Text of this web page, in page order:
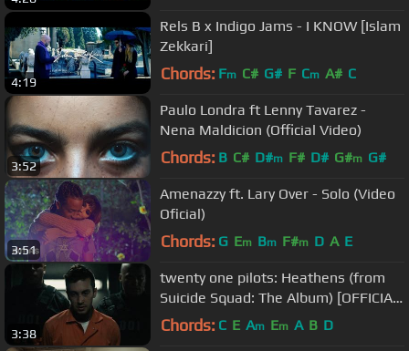
4:19
Rels B x Indigo Jams - I KNOW [Islam
Zekkari]
Chords: Fm C# G# F Cm A# C
3:52
Paulo Londra ft Lenny Tavarez -
Nena Maldicion (Official Video)
Chords: B C# D#m F# D# G#m G#
3:51
Amenazzy ft. Lary Over - Solo (Video
Oficial)
Chords: G Em Bm F#m D A E
3:38
twenty one pilots: Heathens (from
Suicide Squad: The Album) [OFFICIAL
VIDEO]
Chords: C E Am Em A B D